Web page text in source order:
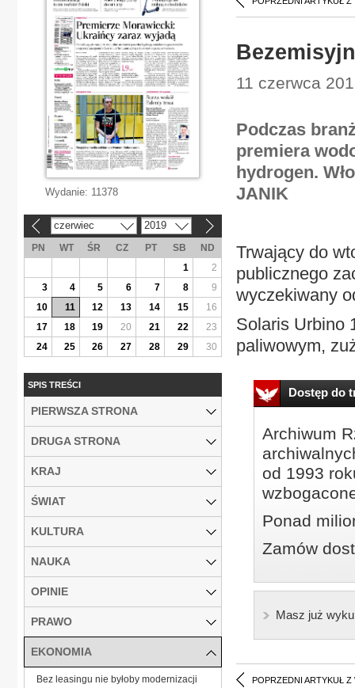
11 czerwca
Podczas
premiera
hydrogen.
JANIK
Trwający do
publicznego
wyczekiwany
Solaris Urbino
paliwowym,
Dostęp do
Archiwum
od 1993
Ponad
Zamów
Masz już
POPRZEDNI ARTYKUŁ Z
Wydanie: 11378
czerwiec 2019
PN WT ŚR CZ PT SB
ND
1
2
3
4 5 6 7 8
9
10
11 12 13 14 15
16
17
18 19 20 21 22
23
24
25 26 27 28 29 30
SPIS TREŚCI
PIERWSZA STRONA
DRUGA STRONA
KRAJ
ŚWIAT
KULTURA
NAUKA
OPINIE
PRAWO
EKONOMIA
Bez leasingu nie byłoby modernizacji